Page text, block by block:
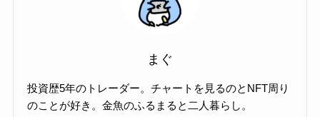
まぐ
投資歴5年のトレーダー。チャートを見るのとNFT周り
のことが好き。金魚のふるまると二人暮らし。